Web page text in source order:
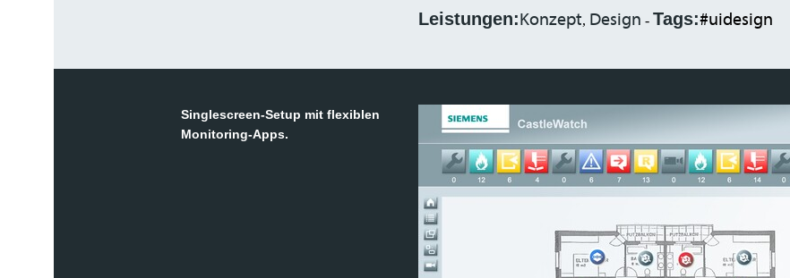
Leistungen:Konzept, Design - Tags:#uidesign
Singlescreen-Setup mit flexiblen
Monitoring-Apps.